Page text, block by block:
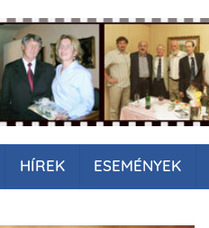
HÍREK ESEMÉNYEK